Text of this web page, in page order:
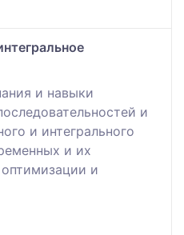
и навыки
и
и интегрального
и их
и